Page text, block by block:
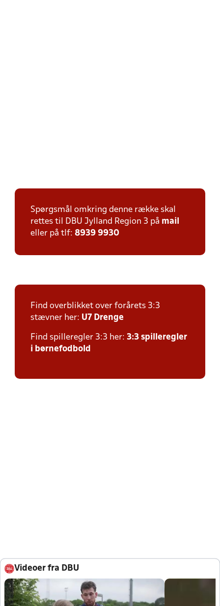
Spørgsmål omkring denne række skal
rettes til DBU Jylland Region 3 på mail
eller på tlf: 8939 9930
Find overblikket over forårets 3:3
stævner her: U7 Drenge
Find spilleregler 3:3 her: 3:3 spilleregler
i børnefodbold
Videoer fra DBU